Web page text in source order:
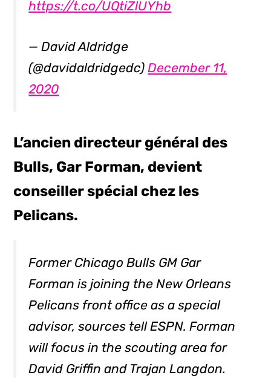
https://t.co/UQtiZlUYhb
— David Aldridge
(@davidaldridgedc)December 11,
2020
L’ancien directeur général des
Bulls, Gar Forman, devient
conseiller spécial chez les
Pelicans.
Former Chicago Bulls GM Gar
Forman is joining the New Orleans
Pelicans front office as a special
advisor, sources tell ESPN. Forman
will focus in the scouting area for
David Griffin and Trajan Langdon.